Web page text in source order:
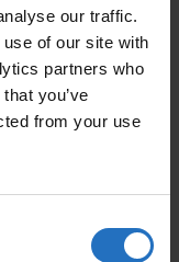
our traffic.
of our site with
partners who
you’ve
from your use